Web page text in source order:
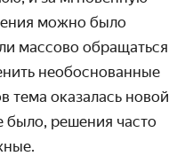
можно было
массово обращаться
необоснованные
тема оказалась новой
было, решения часто